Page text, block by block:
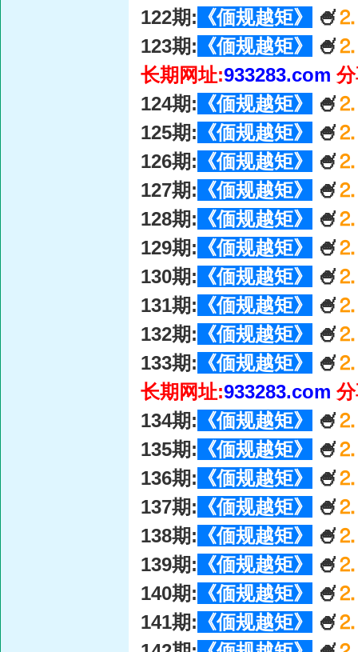
122期: 《偭规越矩》 🍧⒉
123期: 《偭规越矩》 🍧⒉
长期网址:933283.com
124期: 《偭规越矩》 🍧⒉
125期: 《偭规越矩》 🍧⒉
126期: 《偭规越矩》 🍧⒉
127期: 《偭规越矩》 🍧⒉
128期: 《偭规越矩》 🍧⒉
129期: 《偭规越矩》 🍧⒉
130期: 《偭规越矩》 🍧⒉
131期: 《偭规越矩》 🍧⒉
132期: 《偭规越矩》 🍧⒉
133期: 《偭规越矩》 🍧⒉
长期网址:933283.com
134期: 《偭规越矩》 🍧⒉
135期: 《偭规越矩》 🍧⒉
136期: 《偭规越矩》 🍧⒉
137期: 《偭规越矩》 🍧⒉
138期: 《偭规越矩》 🍧⒉
139期: 《偭规越矩》 🍧⒉
140期: 《偭规越矩》 🍧⒉
141期: 《偭规越矩》 🍧⒉